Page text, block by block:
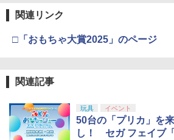
関連リンク
□「おもちゃ大賞2025」のページ
関連記事
玩具 イベント
50台の「プリカ」を
し！ セガ フェイブ